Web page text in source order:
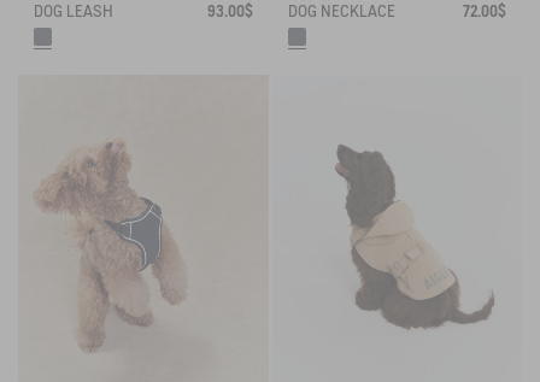
DOG LEASH 93.00$ DOG NECKLACE 72.00$